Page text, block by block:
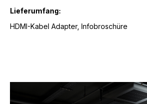
Lieferumfang:
HDMI-Kabel Adapter, Infobroschüre